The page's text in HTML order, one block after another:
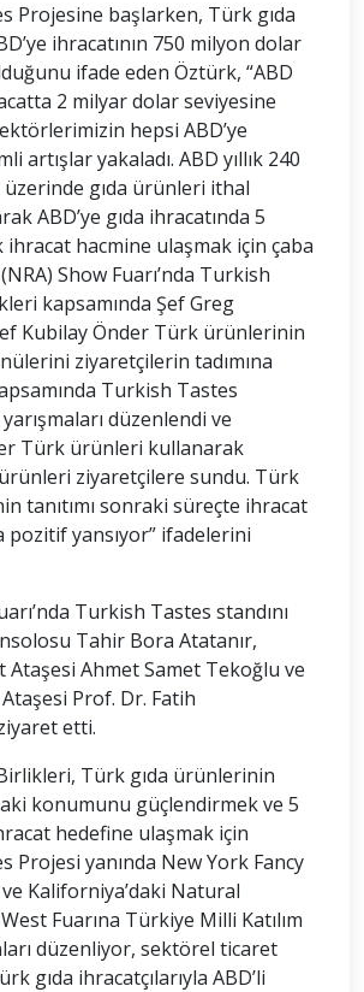
Projesine başlarken, Türk gıda
ihracatının 750 milyon dolar
ifade eden Öztürk, “ABD
2 milyar dolar seviyesine
hepsi ABD’ye
artışlar yakaladı. ABD yıllık 240
üzerinde gıda ürünleri ithal
ABD’ye gıda ihracatında 5
ihracat hacmine ulaşmak için çaba
Show Fuarı’nda Turkish
kapsamında Şef Greg
Kubilay Önder Türk ürünlerinin
ziyaretçilerin tadımına
Turkish Tastes
düzenlendi ve
Türk ürünleri kullanarak
ürünleri ziyaretçilere sundu. Türk
tanıtımı sonraki süreçte ihracat
pozitif yansıyor” ifadelerini
Turkish Tastes standını
Tahir Bora Atatanır,
Ataşesi Ahmet Samet Tekoğlu ve
Prof. Dr. Fatih
etti.
Türk gıda ürünlerinin
konumunu güçlendirmek ve 5
hedefine ulaşmak için
Projesi yanında New York Fancy
ve Kaliforniya’daki Natural
Fuarına Türkiye Milli Katılım
düzenliyor, sektörel ticaret
gıda ihracatçılarıyla ABD’li